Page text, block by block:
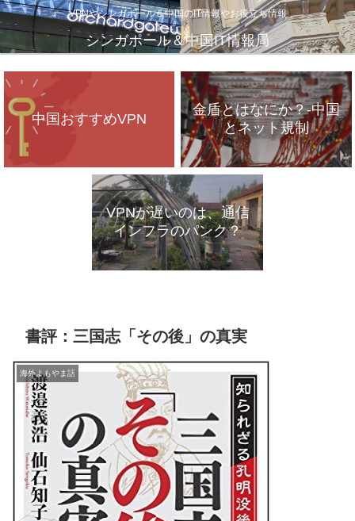
VPNやシンガポール＆中国のIT情報やお役立ち情報
シンガポール＆中国IT情報局
中国おすすめVPN
金盾とはなにか？-中国
とネット規制
VPNが遅いのは、通信
インフラのパンク？
書評：三国志「その後」の真実
海外よもやま話